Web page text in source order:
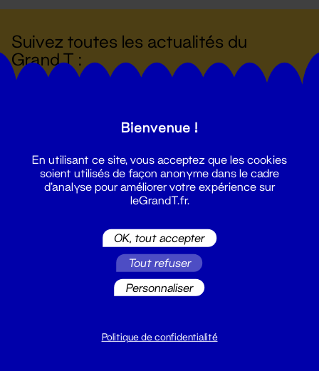
Suivez toutes les actualités du
Grand T :
billetterie@leGrandT.fr
Bienvenue !
En utilisant ce site, vous acceptez que les cookies
soient utilisés de façon anonyme dans le cadre
d'analyse pour améliorer votre expérience sur
leGrandT.fr.
OK, tout accepter
Tout refuser
Personnaliser
Politique de confidentialité